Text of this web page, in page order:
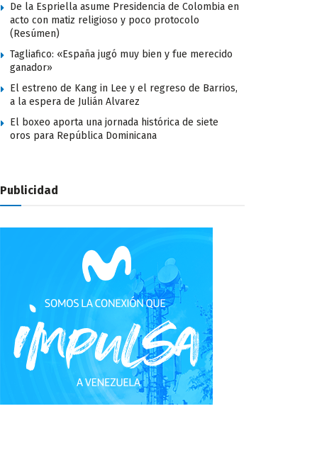
De la Espriella asume Presidencia de Colombia en
acto con matiz religioso y poco protocolo
(Resúmen)
Tagliafico: «España jugó muy bien y fue merecido
ganador»
El estreno de Kang in Lee y el regreso de Barrios,
a la espera de Julián Alvarez
El boxeo aporta una jornada histórica de siete
oros para República Dominicana
Publicidad